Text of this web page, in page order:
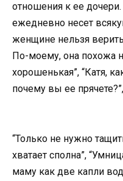
отношения к ее дочери.
ежедневно несет
женщине нельзя
По-моему, она похожа
хорошенькая”, “Катя,
почему вы ее прячете?”,
“Только не нужно
хватает сполна”,
маму как две капли